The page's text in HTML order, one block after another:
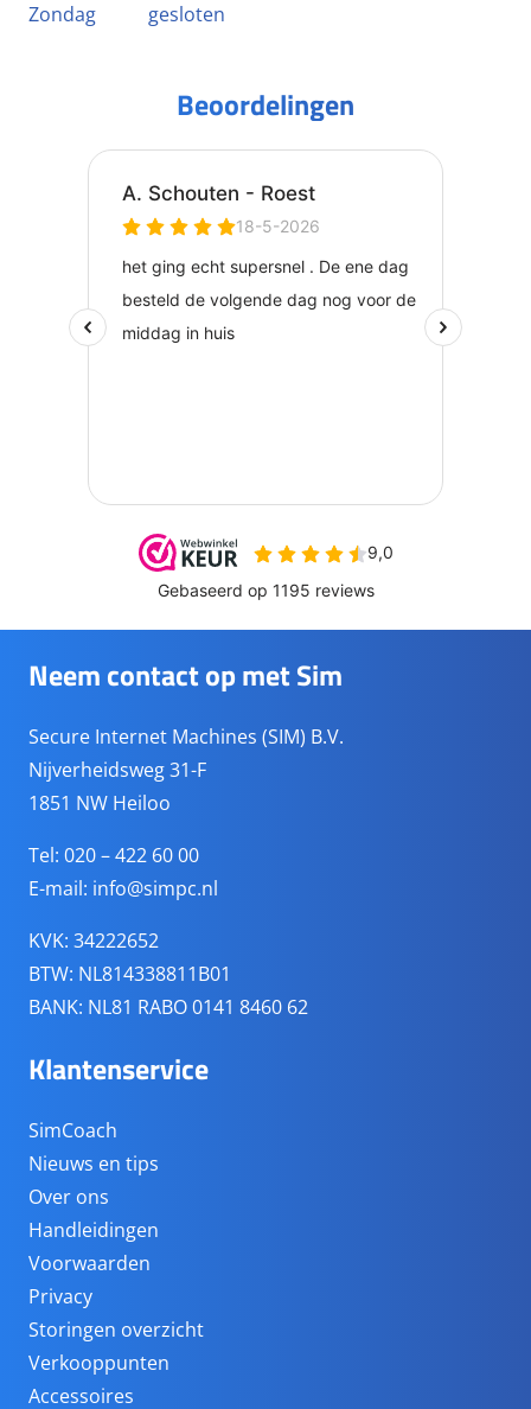
Zondag
gesloten
Beoordelingen
Neem contact op met Sim
Secure Internet Machines (SIM) B.V.
Nijverheidsweg 31-F
1851 NW Heiloo
Tel: 020 – 422 60 00
E-mail: info@simpc.nl
KVK: 34222652
BTW: NL814338811B01
BANK: NL81 RABO 0141 8460 62
Klantenservice
SimCoach
Nieuws en tips
Over ons
Handleidingen
Voorwaarden
Privacy
Storingen overzicht
Verkooppunten
Accessoires